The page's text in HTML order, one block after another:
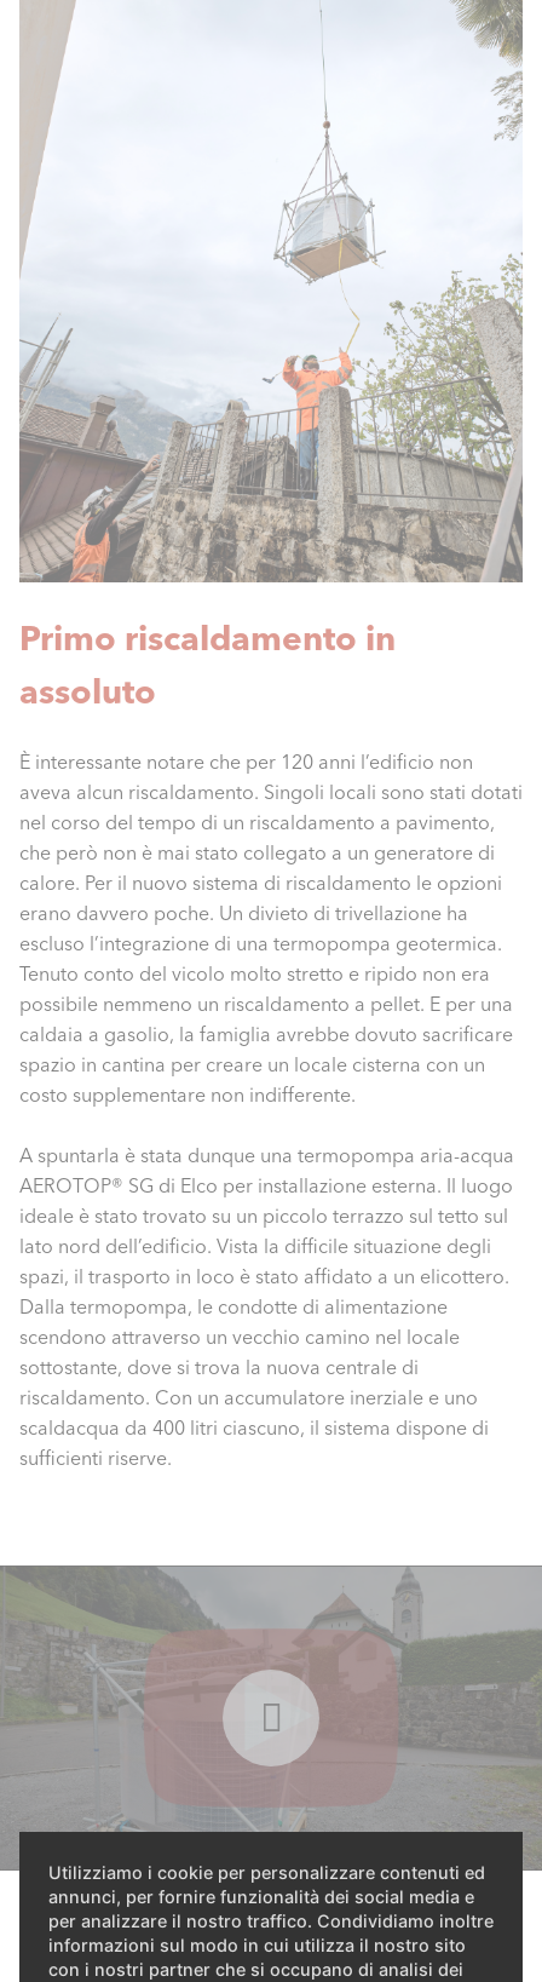
Utilizziamo i cookie per personalizzare contenuti ed
annunci, per fornire funzionalità dei social media e
per analizzare il nostro traffico. Condividiamo inoltre
informazioni sul modo in cui utilizza il nostro sito
con i nostri partner che si occupano di analisi dei
Primo riscaldamento in
assoluto
È interessante notare che per 120 anni l’edificio non
aveva alcun riscaldamento. Singoli locali sono stati dotati
nel corso del tempo di un riscaldamento a pavimento,
che però non è mai stato collegato a un generatore di
calore. Per il nuovo sistema di riscaldamento le opzioni
erano davvero poche. Un divieto di trivellazione ha
escluso l’integrazione di una termopompa geotermica.
Tenuto conto del vicolo molto stretto e ripido non era
possibile nemmeno un riscaldamento a pellet. E per una
caldaia a gasolio, la famiglia avrebbe dovuto sacrificare
spazio in cantina per creare un locale cisterna con un
costo supplementare non indifferente.
A spuntarla è stata dunque una termopompa aria-acqua
AEROTOP® SG di Elco per installazione esterna. Il luogo
ideale è stato trovato su un piccolo terrazzo sul tetto sul
lato nord dell’edificio. Vista la difficile situazione degli
spazi, il trasporto in loco è stato affidato a un elicottero.
Dalla termopompa, le condotte di alimentazione
scendono attraverso un vecchio camino nel locale
sottostante, dove si trova la nuova centrale di
riscaldamento. Con un accumulatore inerziale e uno
scaldacqua da 400 litri ciascuno, il sistema dispone di
sufficienti riserve.
Schau dir das Video an!